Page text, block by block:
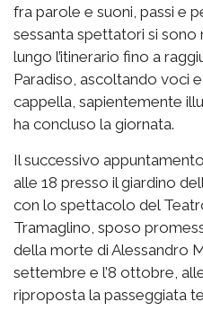
fra parole e suoni, passi e
sessanta spettatori si
lungo l’itinerario fino a
Paradiso, ascoltando voci
cappella, sapientemente
ha concluso la giornata.
Il successivo
alle 18 presso il giardino
con lo spettacolo del
Tramaglino, sposo
della morte di Alessandro
settembre e l’8 ottobre,
riproposta la passeggiata